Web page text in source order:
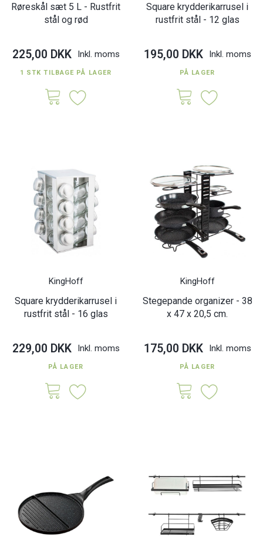
Røreskål sæt 5 L - Rustfrit
stål og rød
225,00 DKK Inkl. moms
1 STK TILBAGE PÅ LAGER
Square krydderikarrusel i
rustfrit stål - 12 glas
195,00 DKK Inkl. moms
PÅ LAGER
KingHoff
Square krydderikarrusel i
rustfrit stål - 16 glas
229,00 DKK Inkl. moms
PÅ LAGER
KingHoff
Stegepande organizer - 38
x 47 x 20,5 cm.
175,00 DKK Inkl. moms
PÅ LAGER